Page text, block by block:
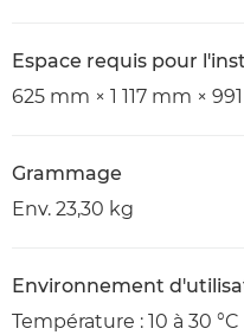
Espace requis pour
625 mm × 1 117 mm ×
Grammage
Env. 23,30 kg
Environnement
Température : 10 à 30 °C